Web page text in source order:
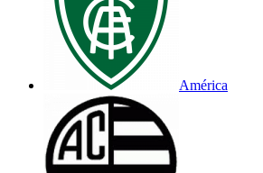
América